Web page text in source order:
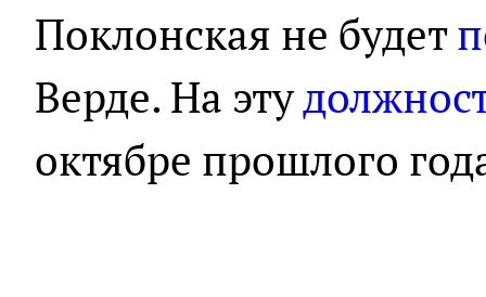
Поклонская не будет
Верде. На эту
октябре прошлого